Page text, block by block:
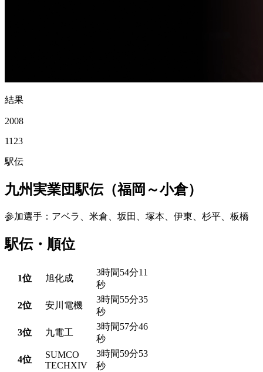
結果
2008
11 23
駅伝
九州実業団駅伝（福岡～小倉）
参加選手 ：アベラ、米倉、坂田、塚本、伊東、杉平、板橋
駅伝・順位
1位 旭化成
3時間54分11
秒
2位 安川電機
3時間55分35
秒
3位 九電工
3時間57分46
秒
4位
SUMCO
TECHXIV
3時間59分53
秒